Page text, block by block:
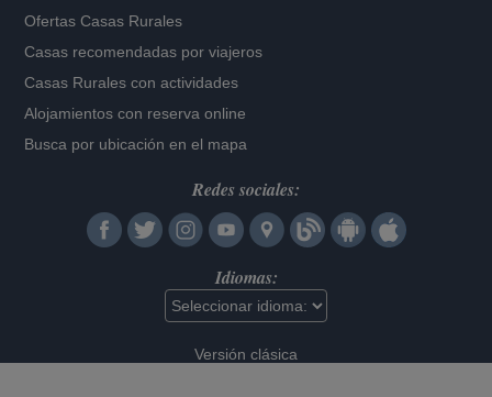
Ofertas Casas Rurales
Casas recomendadas por viajeros
Casas Rurales con actividades
Alojamientos con reserva online
Busca por ubicación en el mapa
Redes sociales:
Idiomas:
Versión clásica